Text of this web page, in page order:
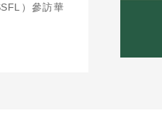
）參訪華